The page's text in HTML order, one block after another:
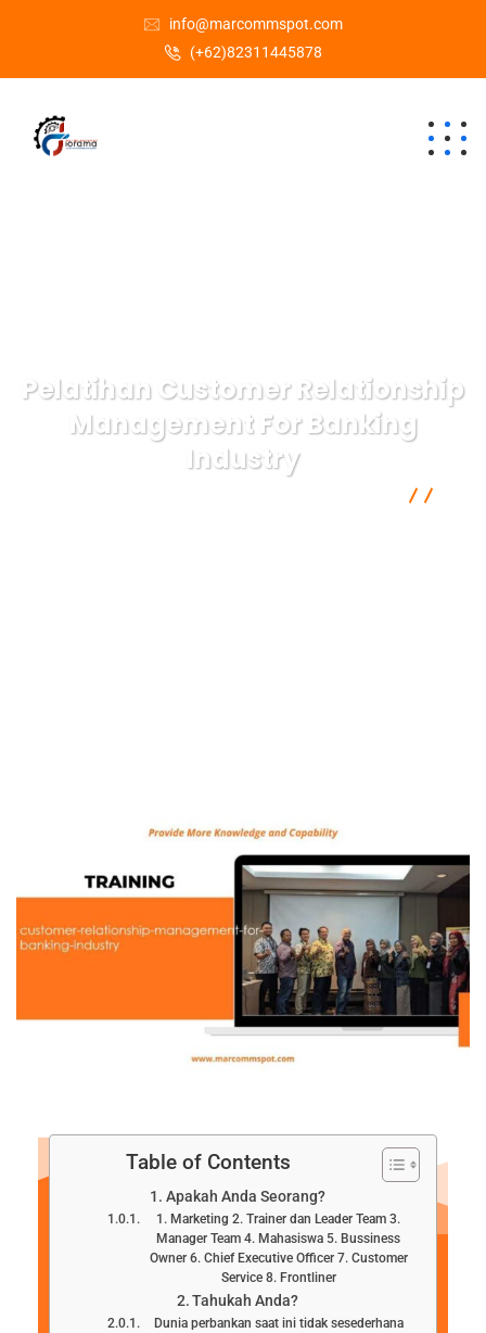
info@marcommspot.com
(+62)82311445878
Pelatihan Customer Relationship
Management For Banking
Industry
Table of Contents
Apakah Anda Seorang?
1. Marketing 2. Trainer dan Leader Team 3.
Manager Team 4. Mahasiswa 5. Bussiness
Owner 6. Chief Executive Officer 7. Customer
Service 8. Frontliner
Tahukah Anda?
Dunia perbankan saat ini tidak sesederhana